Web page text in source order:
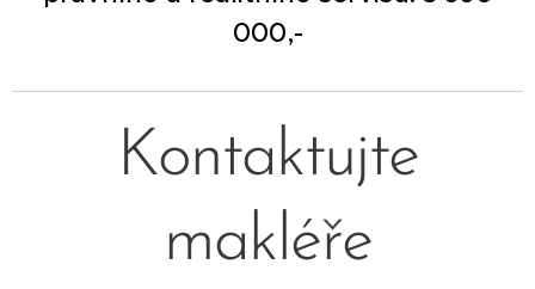
000,-
Kontaktujte
makléře